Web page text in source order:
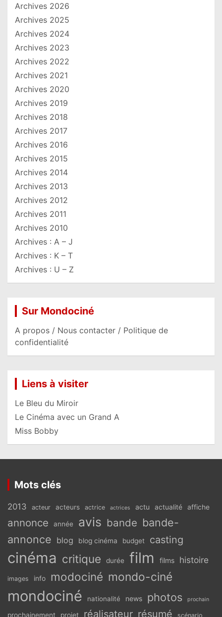
Archives 2026
Archives 2025
Archives 2024
Archives 2023
Archives 2022
Archives 2021
Archives 2020
Archives 2019
Archives 2018
Archives 2017
Archives 2016
Archives 2015
Archives 2014
Archives 2013
Archives 2012
Archives 2011
Archives 2010
Archives : A – J
Archives : K – T
Archives : U – Z
Sur Mondociné
A propos / Nous contacter / Politique de
confidentialité
Liens à visiter
Le Bleu du Miroir
Le Cinéma avec un Grand A
Miss Bobby
Mots clés
2013 acteur acteurs actrice actrices actu actualité affiche
annonce année avis bande bande-
annonce blog blog cinéma budget casting
cinéma critique durée film films histoire
images info modociné mondo-ciné
mondociné nationalité news photos prochain
prochainement projet réalisateur résumé scénario